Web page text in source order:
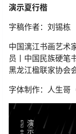
演示夏行楷
字稿作者：刘锡栋
中国漓江书画艺术
员丨中国民族硬笔
黑龙江楹联家协会
字体制作：人生哥